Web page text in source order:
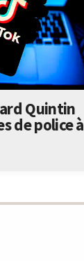
Quintin
de police à